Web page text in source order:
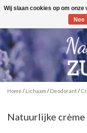
Toggle
Home / Lichaam / Deodorant/
Natuurlijke
Wij slaan cookies op om
Nee